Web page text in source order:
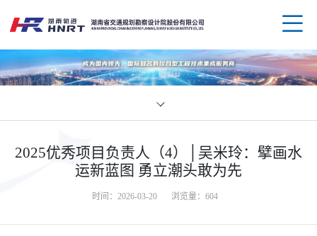
企业
领导
业务
2025优秀项目负责人（4）│吴米玲：擘画水
运新蓝图 勇立潮头敢为先
时间：2026-03-20 浏览量： 604